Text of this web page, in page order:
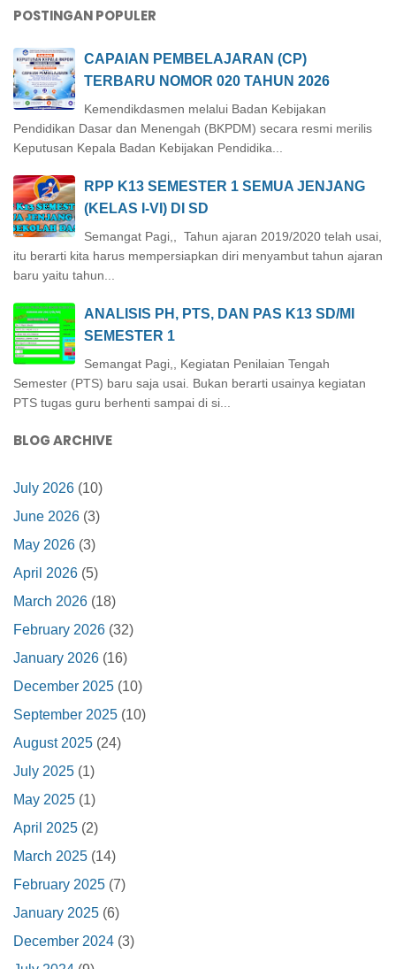
POSTINGAN POPULER
CAPAIAN PEMBELAJARAN (CP)
TERBARU NOMOR 020 TAHUN 2026
Kemendikdasmen melalui Badan Kebijakan
Pendidikan Dasar dan Menengah (BKPDM) secara resmi merilis
Keputusan Kepala Badan Kebijakan Pendidika...
RPP K13 SEMESTER 1 SEMUA JENJANG
(KELAS I-VI) DI SD
Semangat Pagi,, Tahun ajaran 2019/2020 telah usai,
itu berarti kita harus mempersiapkan diri menyambut tahun ajaran
baru yaitu tahun...
ANALISIS PH, PTS, DAN PAS K13 SD/MI
SEMESTER 1
Semangat Pagi,, Kegiatan Penilaian Tengah
Semester (PTS) baru saja usai. Bukan berarti usainya kegiatan
PTS tugas guru berhenti sampai di si...
BLOG ARCHIVE
July 2026 (10)
June 2026 (3)
May 2026 (3)
April 2026 (5)
March 2026 (18)
February 2026 (32)
January 2026 (16)
December 2025 (10)
September 2025 (10)
August 2025 (24)
July 2025 (1)
May 2025 (1)
April 2025 (2)
March 2025 (14)
February 2025 (7)
January 2025 (6)
December 2024 (3)